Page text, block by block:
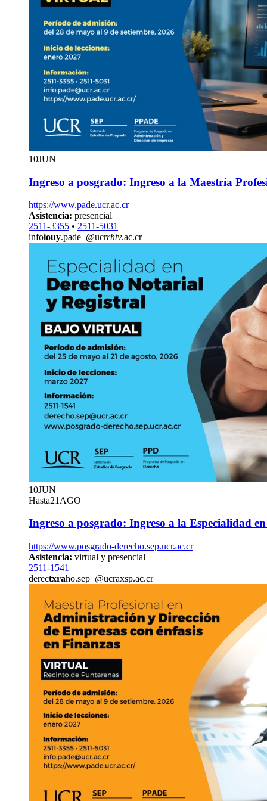
10JUN
Ingreso a posgrado: Ingreso a la Maestría
https://www.pade.ucr.ac.cr
Asistencia: presencial
2511-3355 • 2511-5031
infoiouy.pade @ucrrhtv.ac.cr
10JUN
Hasta21 AGO
Ingreso a posgrado: Ingreso a la Especialidad
https://www.posgrado-derecho.sep.ucr.ac.cr
Asistencia: virtual y presencial
2511-1541
derectxraho.sep @ucraxsp.ac.cr